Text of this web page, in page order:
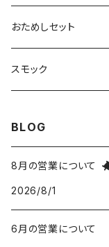
おためしセット
スモック
BLOG
8月の営業について
2026/8/1
6月の営業について